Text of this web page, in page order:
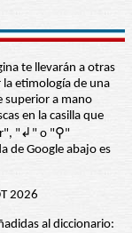
te llevarán a otras
la etimología de una
superior a mano
en la casilla que
"↲" o "⚲"
de Google abajo es
2026
al diccionario: